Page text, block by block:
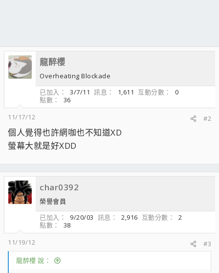
龍醉櫻
Overheating Blockade
已加入
3/7/11 訊息 1,611 互動分數
0
點數
36
11/17/12
#2
個人覺得也許網咖也不知道XD
螢幕大就是好XDD
char0392
榮譽會員
已加入
9/20/03 訊息 2,916 互動分數
2
點數
38
11/19/12
#3
龍醉櫻 說：